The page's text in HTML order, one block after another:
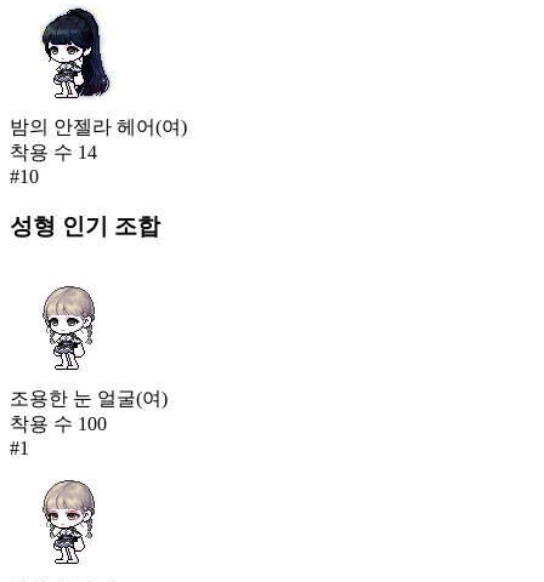
밤의 안젤라 헤어(여)
착용 수 14
#10
성형 인기 조합
조용한 눈 얼굴(여)
착용 수 100
#1